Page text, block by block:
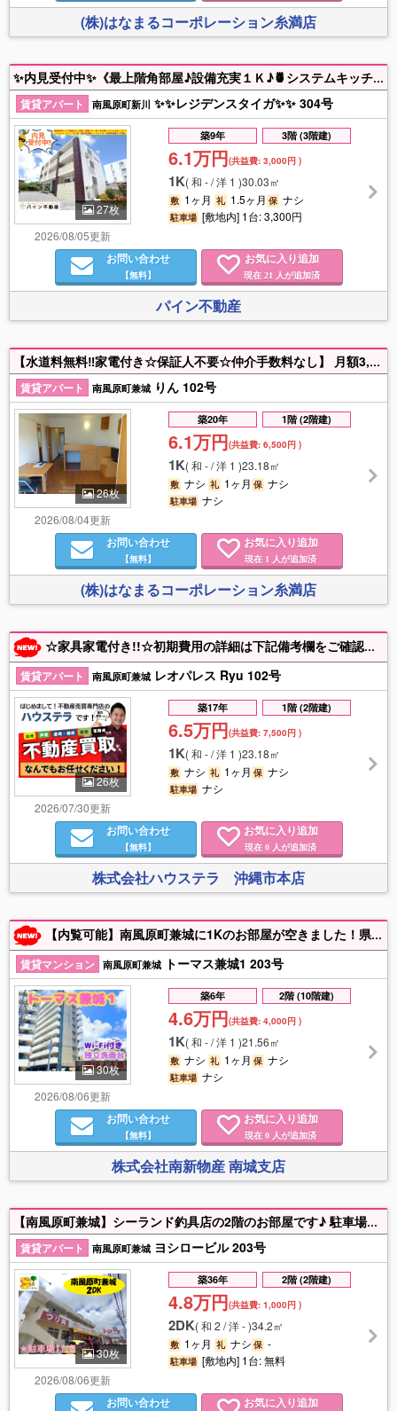
(株)はなまるコーポレーション糸満店
✨内見受付中✨《最上階角部屋♪設備充実１Ｋ♪🍍システムキッチン♪エアコン・浴室乾燥機など完備♪那覇ICも近く、多方面へアクセス◎利便性良し♪》忙しく現地でのご案内が難しく、お時間が取れない方はリモートでのご案内も可能です♪不動産のご相談事は大小関わらずお気軽にお問合せください(◎^^◎)
賃貸アパート
南風原町新川 ✨✨レジデンスタイガ✨✨ 304号
27枚
2026/08/05更新
築9年 3階 (3階建)
6.1万円(共益費:3,000円 )
1K(和 - / 洋 1 )30.03㎡
敷 1ヶ月 礼 1.5ヶ月保 ナシ
駐車場 [敷地内] 1台: 3,300円
お問い合わせ
【無料】
お気に入り追加
現在 21 人が追加済
パイン不動産
【水道料無料‼家電付き☆保証人不要☆仲介手数料なし】 月額3,630円でインターネット(Wi-Fi)使い放題♪ 家具家電付きのお部屋で新生活をすぐに始められますよ☆ 土日祝祭日も営業してます‼お部屋探しはお任せ下さい‼ お問い合わせお待ちしております♪
賃貸アパート
南風原町兼城 りん 102号
26枚
2026/08/04更新
築20年 1階 (2階建)
6.1万円(共益費:6,500円 )
1K(和 - / 洋 1 )23.18㎡
敷 ナシ 礼 1ヶ月保 ナシ
駐車場 ナシ
お問い合わせ
【無料】
お気に入り追加
現在 1 人が追加済
(株)はなまるコーポレーション糸満店
☆家具家電付き!!☆初期費用の詳細は下記備考欄をご確認下さい☆付近物件もお探しの方は是非ハウステラまでご連絡ください♪【入居目安：8月下旬頃】
賃貸アパート 南風原町兼城 レオパレス Ryu 102号
26枚
2026/07/30更新
築17年 1階 (2階建)
6.5万円(共益費:7,500円 )
1K(和 - / 洋 1 )23.18㎡
敷 ナシ 礼 1ヶ月保 ナシ
駐車場 ナシ
お問い合わせ
【無料】
お気に入り追加
現在 0 人が追加済
株式会社ハウステラ 沖縄市本店
【内覧可能】南風原町兼城に1Kのお部屋が空きました！県道329号線沿いで高速道路に近い立地です♪単身者専用となっております！一人暮らしを始めてみませんか？※駐車場無、駐輪場に空きあり！
賃貸マンション 南風原町兼城 トーマス兼城1 203号
30枚
2026/08/06更新
築6年 2階 (10階建)
4.6万円(共益費:4,000円 )
1K(和 - / 洋 1 )21.56㎡
敷 ナシ 礼 1ヶ月保 ナシ
駐車場 ナシ
お問い合わせ
【無料】
お気に入り追加
現在 0 人が追加済
株式会社南新物産 南城支店
【南風原町兼城】シーランド釣具店の2階のお部屋です♪ 駐車場1台無料♪ エアコン付き♪ お気軽にお問い合わせ下さい。
賃貸アパート
南風原町兼城 ヨシロービル 203号
30枚
2026/08/06更新
築36年 2階 (2階建)
4.8万円(共益費:1,000円 )
2DK(和 2 / 洋 -)34.2㎡
敷 1ヶ月 礼 ナシ保 -
駐車場 [敷地内] 1台: 無料
お問い合わせ お気に入り追加